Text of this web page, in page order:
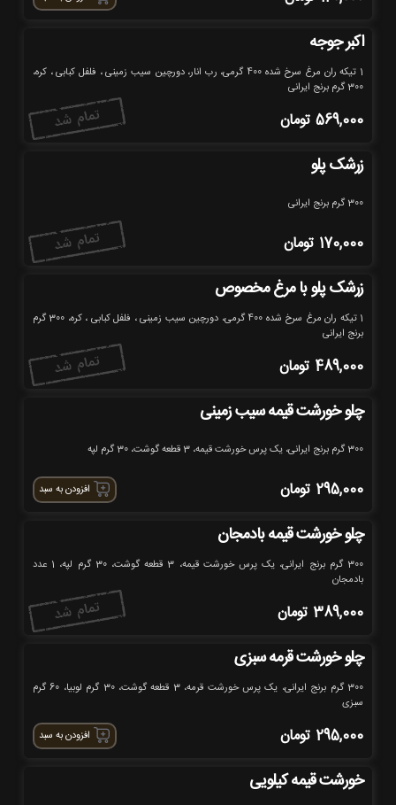
اکبر جوجه
1 تیکه ران مرغ سرخ شده 400 گرمی، رب انار، دورچین سیب زمینی ، فلفل کبابی ، کره،
300 گرم برنج ایرانی
569,000 تومان
زرشک پلو
300 گرم برنج ایرانی
170,000 تومان
زرشک پلو با مرغ مخصوص
1 تیکه ران مرغ سرخ شده 400 گرمی، دورچین سیب زمینی ، فلفل کبابی ، کره، 300 گرم
برنج ایرانی
489,000 تومان
چلو خورشت قیمه سیب زمینی
300 گرم برنج ایرانی، یک پرس خورشت قیمه، 3 قطعه گوشت، 30 گرم لپه
295,000 تومان افزودن به سبد
چلو خورشت قیمه بادمجان
300 گرم برنج ایرانی، یک پرس خورشت قیمه، 3 قطعه گوشت، 30 گرم لپه، 1 عدد
بادمجان
389,000 تومان
چلو خورشت قرمه سبزی
300 گرم برنج ایرانی، یک پرس خورشت قرمه، 3 قطعه گوشت، 30 گرم لوبیا، 60 گرم
سبزی
295,000 تومان افزودن به سبد
خورشت قیمه کیلویی